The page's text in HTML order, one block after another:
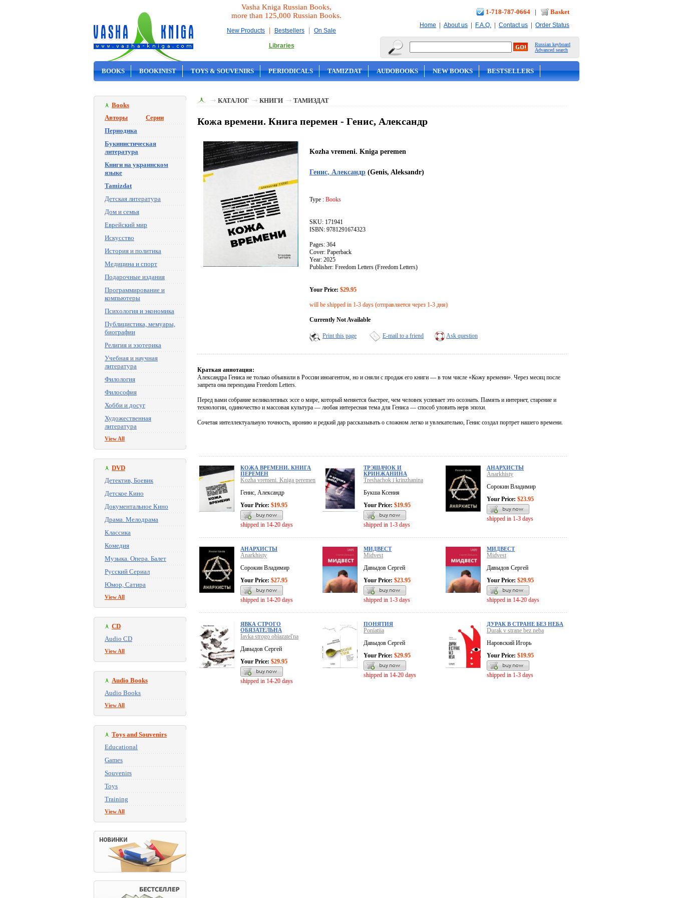
Vasha Kniga Russian Books,
more than 125,000 Russian Books.
New Products | Bestsellers | On Sale
Libraries
1-718-787-0664 | Basket
Home | About us | F.A.Q. | Contact us | Order Status
Russian keyboard
Advanced search
BOOKS BOOKINIST TOYS & SOUVENIRS PERIODICALS TAMIZDAT AUDOBOOKS NEW BOOKS BESTSELLERS
Books
Авторы
Серии
Периодика
Букинистическая
литература
Книги на украинском
языке
Tamizdat
Детская литература
Дом и семья
Еврейский мир
Искусство
История и политика
Медицина и спорт
Подарочные издания
Программирование и
компьютеры
Психология и экономика
Публицистика, мемуары,
биографии
Религия и эзотерика
Учебная и научная
литература
Филология
Философия
Хобби и досуг
Художественная
литература
View All
DVD
Детектив, Боевик
Детское Кино
Документальное Кино
Драма. Мелодрама
Классика
Комедия
Музыка. Опера. Балет
Русский Сериал
Юмор, Сатира
View All
CD
Audio CD
View All
Audio Books
Audio Books
View All
Toys and Souvenirs
Educational
Games
Souvenirs
Toys
Training
View All
КАТАЛОГ КНИГИ ТАМИЗДАТ
Кожа времени. Книга перемен - Генис, Александр
Kozha vremeni. Kniga peremen
Генис, Александр (Genis, Aleksandr)
Type : Books
SKU: 171941
ISBN: 9781291674323
Pages: 364
Cover: Paperback
Year: 2025
Publisher: Freedom Letters (Freedom Letters)
Your Price: $29.95
will be shipped in 1-3 days (отправляется через 1-3 дня)
Currently Not Available
Print this page E-mail to a friend Ask question
Краткая аннотация:
Александра Гениса не только объявили в России иноагентом, но и сняли с продаж его книги — в том числе «Кожу времени». Через месяц после
запрета она переиздана Freedom Letters.
Перед вами собрание великолепных эссе о мире, который меняется быстрее, чем человек успевает это осознать. Память и интернет, старение и
технологии, одиночество и массовая культура — любая интересная тема для Гениса — способ уловить нерв эпохи.
Сочетая интеллектуальную точность, иронию и редкий дар рассказывать о сложном легко и увлекательно, Генис создал портрет нашего времени.
КОЖА ВРЕМЕНИ. КНИГА
ПЕРЕМЕН
Kozha vremeni. Kniga peremen
Генис, Александр
Your Price: $19.95
shipped in 14-20 days
ТРЭШАЧОК И
КРИНЖАНИНА
Treshachok i krinzhanina
Букша Ксения
Your Price: $19.95
shipped in 1-3 days
АНАРХИСТЫ
Anarkhisty
Сорокин Владимир
Your Price: $23.95
shipped in 1-3 days
АНАРХИСТЫ
Anarkhisty
Сорокин Владимир
Your Price: $27.95
shipped in 14-20 days
МИДВЕСТ
Midvest
Давыдов Сергей
Your Price: $23.95
shipped in 1-3 days
МИДВЕСТ
Midvest
Давыдов Сергей
Your Price: $29.95
shipped in 14-20 days
ЯВКА СТРОГО
ОБЯЗАТЕЛЬНА
Iavka strogo obiazatel'na
Давыдов Сергей
Your Price: $29.95
shipped in 14-20 days
ПОНЯТИЯ
Poniatiia
Давыдов Сергей
Your Price: $29.95
shipped in 14-20 days
ДУРАК В СТРАНЕ БЕЗ НЕБА
Durak v strane bez neba
Наровский Игорь
Your Price: $19.95
shipped in 1-3 days